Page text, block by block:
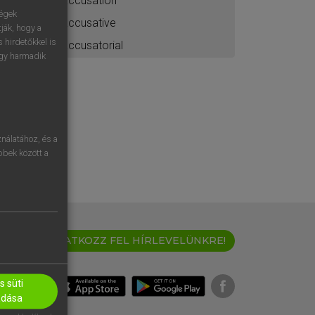
accusative
accusatorial
IRATKOZZ FEL HÍRLEVELÜNKRE!
hogy a
hirdetőkkel is
harmadik
és a
között a
süti